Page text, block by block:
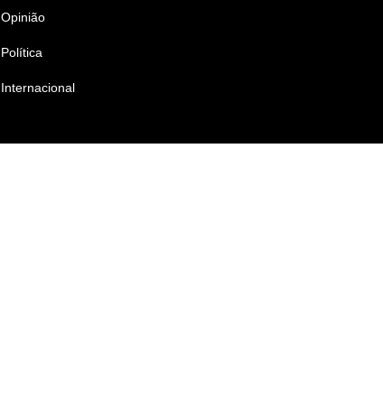
Opinião
Política
Internacional